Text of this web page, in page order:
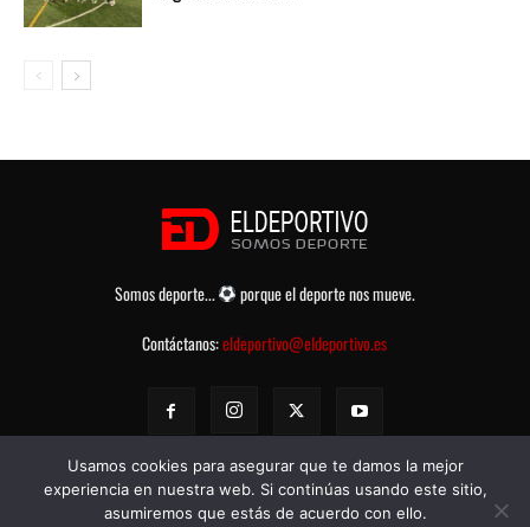
Somos deporte...
porque el deporte nos mueve.
Contáctanos:eldeportivo@eldeportivo.es
Usamos cookies para asegurar que te damos la mejor
experiencia en nuestra web. Si continúas usando este sitio,
asumiremos que estás de acuerdo con ello.